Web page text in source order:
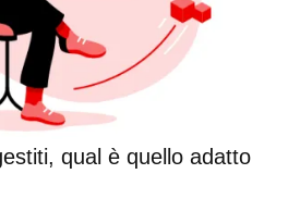
qual è quello adatto